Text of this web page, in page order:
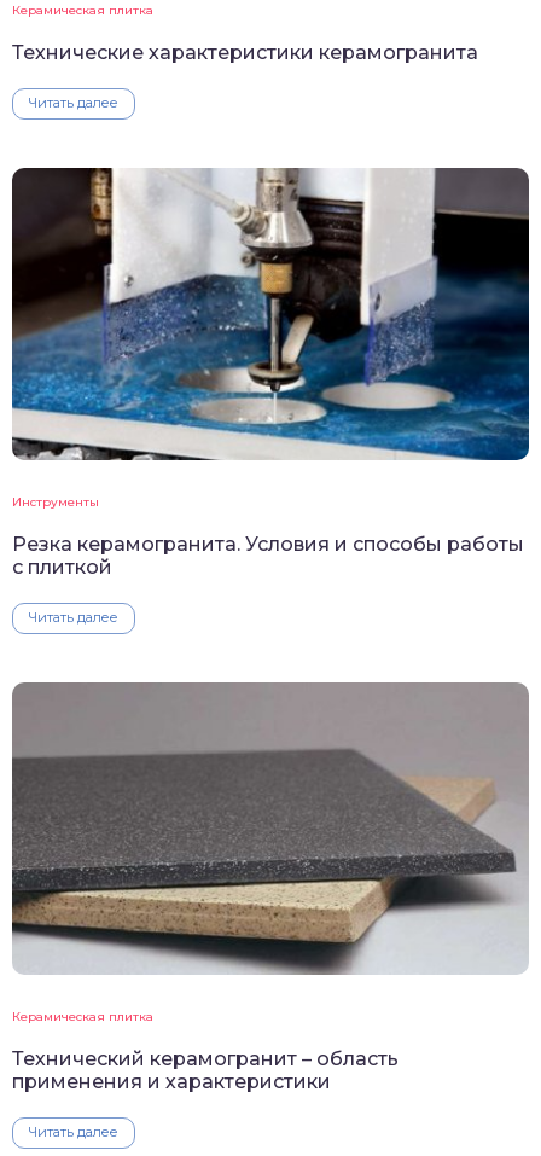
Керамическая плитка
Технические характеристики керамогранита
Читать далее
Инструменты
Резка керамогранита. Условия и способы работы
с плиткой
Читать далее
Керамическая плитка
Технический керамогранит – область
применения и характеристики
Читать далее